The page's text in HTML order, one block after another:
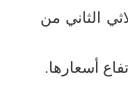
الثاني من
أسعارها.